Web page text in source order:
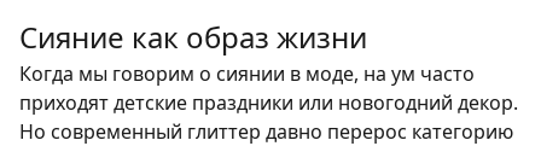
Сияние как образ жизни
Когда мы говорим о сиянии в моде, на ум часто
приходят детские праздники или новогодний декор.
Но современный глиттер давно перерос категорию